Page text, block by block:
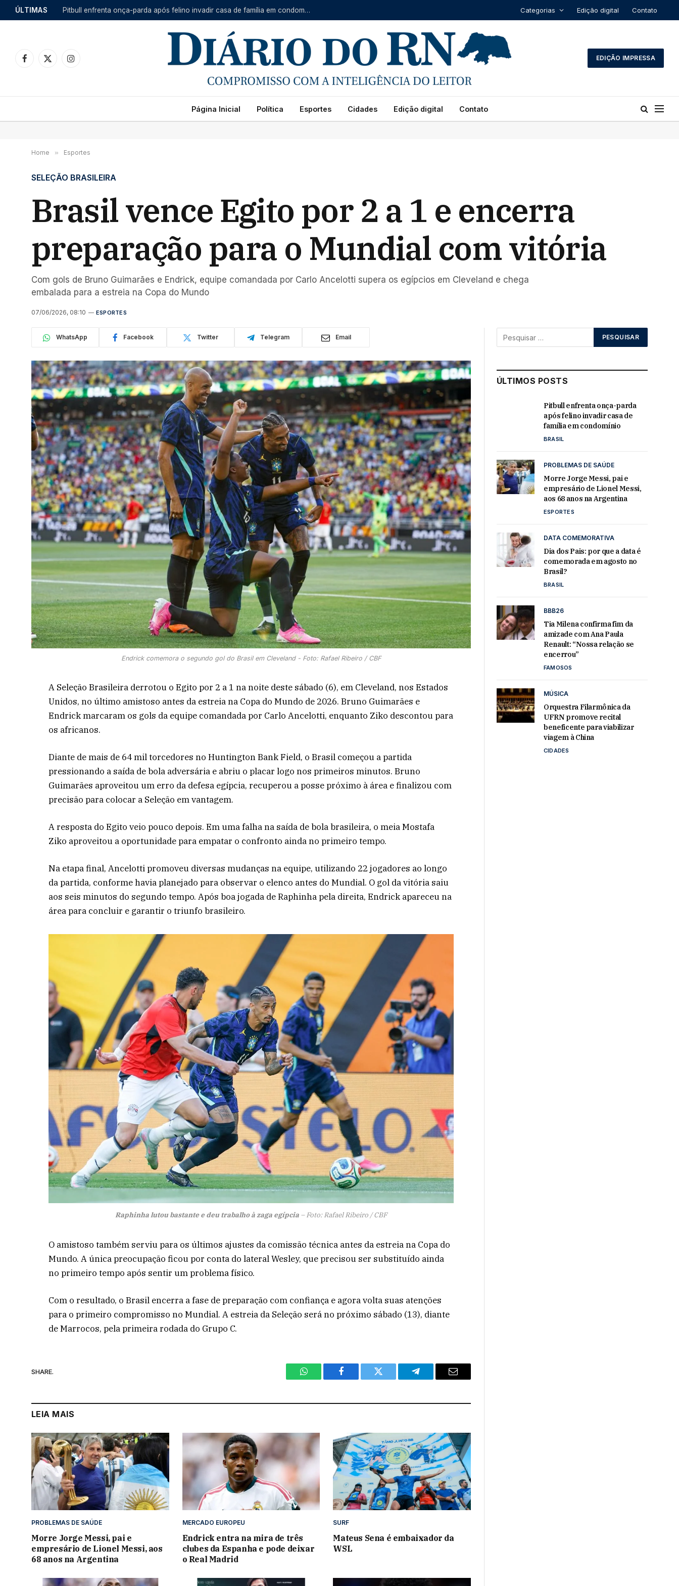
ÚLTIMAS Pitbull enfrenta onça-parda após felino invadir casa de família em condomínio Categorias Edição digital Contato
Facebook
X
Instagram
EDIÇÃO IMPRESSA
Página Inicial Política Esportes Cidades Edição digital Contato
Home » Esportes
SELEÇÃO BRASILEIRA
Brasil vence Egito por 2 a 1 e encerra
preparação para o Mundial com vitória
Com gols de Bruno Guimarães e Endrick, equipe comandada por Carlo Ancelotti supera os egípcios em Cleveland e chega
embalada para a estreia na Copa do Mundo
07/06/2026, 08:10 ESPORTES
WhatsApp Facebook Twitter Telegram Email
Endrick comemora o segundo gol do Brasil em Cleveland - Foto: Rafael Ribeiro / CBF
A Seleção Brasileira derrotou o Egito por 2 a 1 na noite deste sábado (6), em Cleveland, nos Estados
Unidos, no último amistoso antes da estreia na Copa do Mundo de 2026. Bruno Guimarães e
Endrick marcaram os gols da equipe comandada por Carlo Ancelotti, enquanto Ziko descontou para
os africanos.
Diante de mais de 64 mil torcedores no Huntington Bank Field, o Brasil começou a partida
pressionando a saída de bola adversária e abriu o placar logo nos primeiros minutos. Bruno
Guimarães aproveitou um erro da defesa egípcia, recuperou a posse próximo à área e finalizou com
precisão para colocar a Seleção em vantagem.
A resposta do Egito veio pouco depois. Em uma falha na saída de bola brasileira, o meia Mostafa
Ziko aproveitou a oportunidade para empatar o confronto ainda no primeiro tempo.
Na etapa final, Ancelotti promoveu diversas mudanças na equipe, utilizando 22 jogadores ao longo
da partida, conforme havia planejado para observar o elenco antes do Mundial. O gol da vitória saiu
aos seis minutos do segundo tempo. Após boa jogada de Raphinha pela direita, Endrick apareceu na
área para concluir e garantir o triunfo brasileiro.
Raphinha lutou bastante e deu trabalho à zaga egípcia – Foto: Rafael Ribeiro / CBF
O amistoso também serviu para os últimos ajustes da comissão técnica antes da estreia na Copa do
Mundo. A única preocupação ficou por conta do lateral Wesley, que precisou ser substituído ainda
no primeiro tempo após sentir um problema físico.
Com o resultado, o Brasil encerra a fase de preparação com confiança e agora volta suas atenções
para o primeiro compromisso no Mundial. A estreia da Seleção será no próximo sábado (13), diante
de Marrocos, pela primeira rodada do Grupo C.
SHARE.
WhatsAppFacebook Twitter Telegram Email
LEIA MAIS
PROBLEMAS DE SAÚDE
Morre Jorge Messi, pai e
empresário de Lionel Messi, aos
68 anos na Argentina
MERCADO EUROPEU
Endrick entra na mira de três
clubes da Espanha e pode deixar
o Real Madrid
SURF
Mateus Sena é embaixador da
WSL
ÚLTIMOS POSTS
Pitbull enfrenta onça-parda
após felino invadir casa de
família em condomínio
BRASIL
PROBLEMAS DE SAÚDE
Morre Jorge Messi, pai e
empresário de Lionel Messi,
aos 68 anos na Argentina
ESPORTES
DATA COMEMORATIVA
Dia dos Pais: por que a data é
comemorada em agosto no
Brasil?
BRASIL
BBB26
Tia Milena confirma fim da
amizade com Ana Paula
Renault: “Nossa relação se
encerrou”
FAMOSOS
MÚSICA
Orquestra Filarmônica da
UFRN promove recital
beneficente para viabilizar
viagem à China
CIDADES